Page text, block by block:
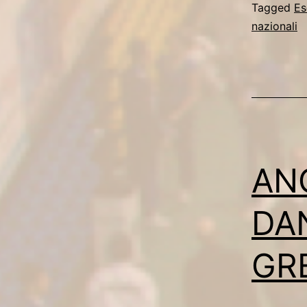
Tagged
nazionali